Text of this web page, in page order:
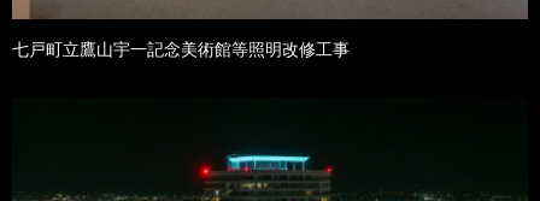
七戸町立鷹山宇一記念美術館等照明改修工事